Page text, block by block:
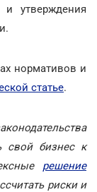
утверждения
нормативов и
статье.
свой бизнес к
решение
риски и